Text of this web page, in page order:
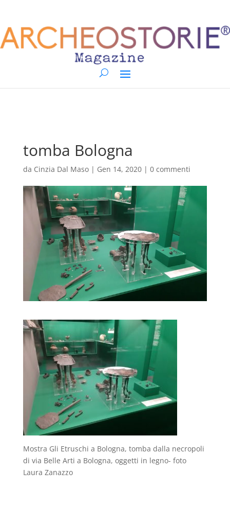
tomba Bologna
da Cinzia Dal Maso| Gen 14, 2020| 0 commenti
Mostra Gli Etruschi a Bologna, tomba dalla necropoli
di via Belle Arti a Bologna, oggetti in legno- foto
Laura Zanazzo